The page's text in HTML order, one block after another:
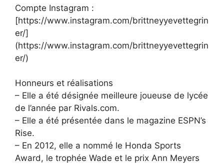
Compte Instagram :
[https://www.instagram.com/brittneyyevettegrin
er/]
(https://www.instagram.com/brittneyyevettegrin
er/)
Honneurs et réalisations
– Elle a été désignée meilleure joueuse de lycée
de l’année par Rivals.com.
– Elle a été présentée dans le magazine ESPN’s
Rise.
– En 2012, elle a nommé le Honda Sports
Award, le trophée Wade et le prix Ann Meyers